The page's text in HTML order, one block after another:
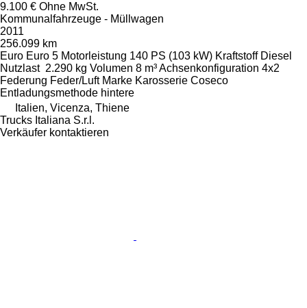
9.100 € Ohne MwSt.
Kommunalfahrzeuge - Müllwagen
2011
256.099 km
Euro Euro 5 Motorleistung 140 PS (103 kW) Kraftstoff Diesel
Nutzlast 2.290 kg Volumen 8 m³Achsenkonfiguration 4x2
Federung Feder/Luft Marke Karosserie Coseco
Entladungsmethode hintere
Italien, Vicenza, Thiene
Trucks Italiana S.r.l.
Verkäufer kontaktieren